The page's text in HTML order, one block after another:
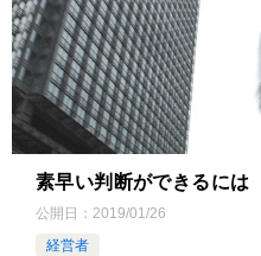
素早い判断ができるには
公開日： 2019/01/26
経営者